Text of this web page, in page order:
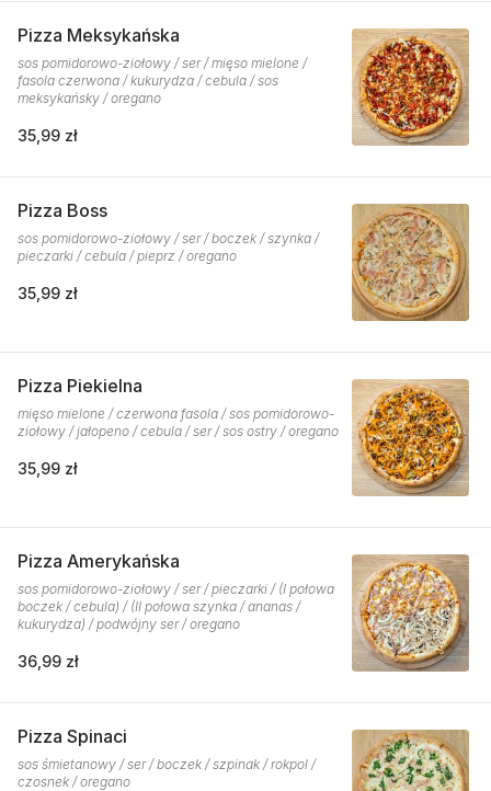
Pizza Meksykańska
sos pomidorowo-ziołowy / ser / mięso mielone /
fasola czerwona / kukurydza / cebula / sos
meksykańsky / oregano
35,99 zł
Pizza Boss
sos pomidorowo-ziołowy / ser / boczek / szynka /
pieczarki / cebula / pieprz / oregano
35,99 zł
Pizza Piekielna
mięso mielone / czerwona fasola / sos pomidorowo-
ziołowy / jałopeno / cebula / ser / sos ostry / oregano
35,99 zł
Pizza Amerykańska
sos pomidorowo-ziołowy / ser / pieczarki / (I połowa
boczek / cebula) / (II połowa szynka / ananas /
kukurydza) / podwójny ser / oregano
36,99 zł
Pizza Spinaci
sos śmietanowy / ser / boczek / szpinak / rokpol /
czosnek / oregano